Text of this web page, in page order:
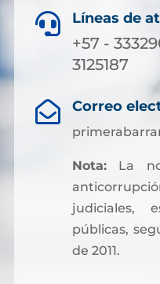
 Líneas de
+57 -
3125187
 Correo
Nota:La
judiciales,
públicas,
de 2011.
Sin